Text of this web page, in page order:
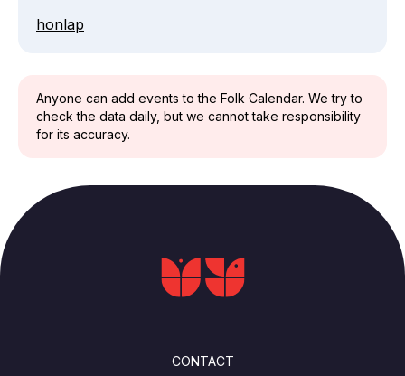
Anyone can add events to the Folk Calendar. We try to
check the data daily, but we cannot take responsibility
for its accuracy.
honlap
CONTACT